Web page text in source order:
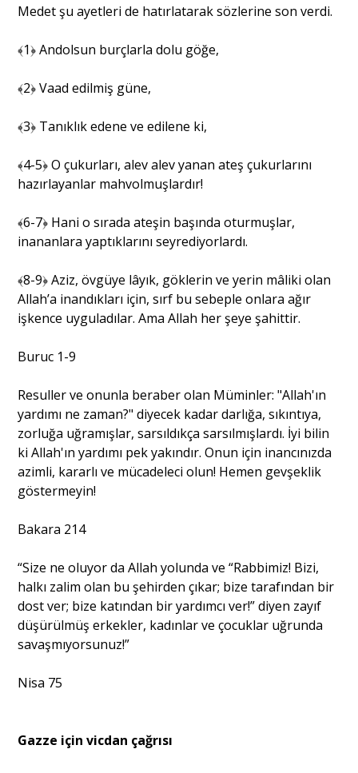
Medet şu ayetleri de hatırlatarak sözlerine son verdi.
﴾1﴿ Andolsun burçlarla dolu göğe,
﴾2﴿ Vaad edilmiş güne,
﴾3﴿ Tanıklık edene ve edilene ki,
﴾4-5﴿ O çukurları, alev alev yanan ateş çukurlarını
hazırlayanlar mahvolmuşlardır!
﴾6-7﴿ Hani o sırada ateşin başında oturmuşlar,
inananlara yaptıklarını seyrediyorlardı.
﴾8-9﴿ Aziz, övgüye lâyık, göklerin ve yerin mâliki olan
Allah’a inandıkları için, sırf bu sebeple onlara ağır
işkence uyguladılar. Ama Allah her şeye şahittir.
Buruc 1-9
Resuller ve onunla beraber olan Müminler: "Allah'ın
yardımı ne zaman?" diyecek kadar darlığa, sıkıntıya,
zorluğa uğramışlar, sarsıldıkça sarsılmışlardı. İyi bilin
ki Allah'ın yardımı pek yakındır. Onun için inancınızda
azimli, kararlı ve mücadeleci olun! Hemen gevşeklik
göstermeyin!
Bakara 214
“Size ne oluyor da Allah yolunda ve “Rabbimiz! Bizi,
halkı zalim olan bu şehirden çıkar; bize tarafından bir
dost ver; bize katından bir yardımcı ver!” diyen zayıf
düşürülmüş erkekler, kadınlar ve çocuklar uğrunda
savaşmıyorsunuz!”
Nisa 75
Gazze için vicdan çağrısı